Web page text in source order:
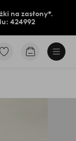
na zasłony*.
424992
PrzejdźPrzejdź